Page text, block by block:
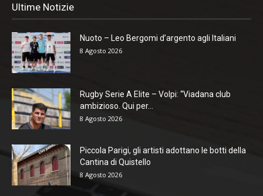
Ultime Notizie
Nuoto – Leo Bergomi d’argento agli Italiani
8 Agosto 2026
Rugby Serie A Elite – Volpi: “Viadana club
ambizioso. Qui per...
8 Agosto 2026
Piccola Parigi, gli artisti adottano le botti della
Cantina di Quistello
8 Agosto 2026